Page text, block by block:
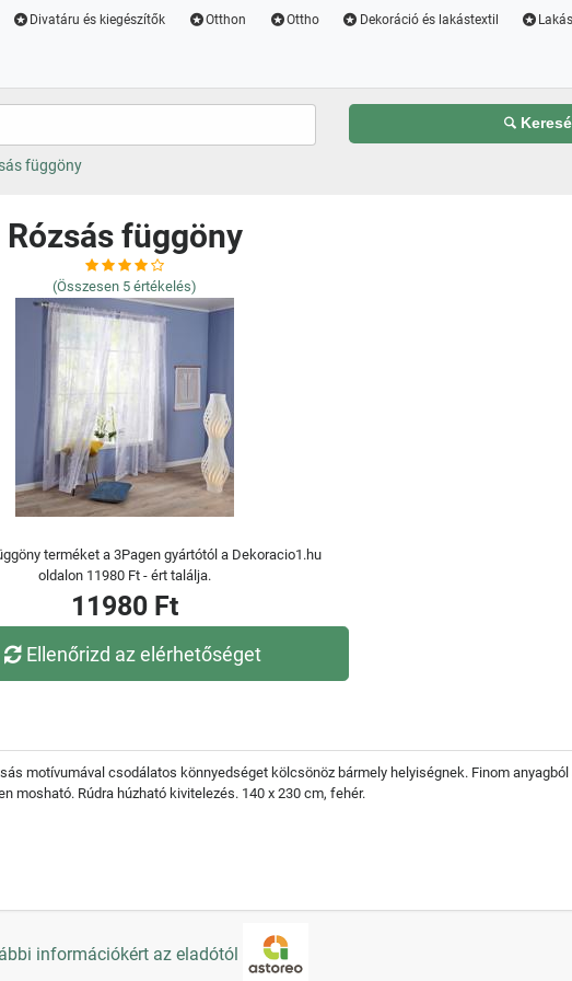
Divatáru és kiegészítők Otthon Ottho Dekoráció és lakástextil
függöny
Rózsás függöny
(Összesen 5 értékelés)
terméket a 3Pagen gyártótól a Dekoracio1.hu
oldalon 11980 Ft - ért találja.
11980 Ft
Ellenőrizd az elérhetőséget
motívumával csodálatos könnyedséget kölcsönöz bármely helyiségnek. Finom
mosható. Rúdra húzható kivitelezés. 140 x 230 cm, fehér.
információkért az eladótól